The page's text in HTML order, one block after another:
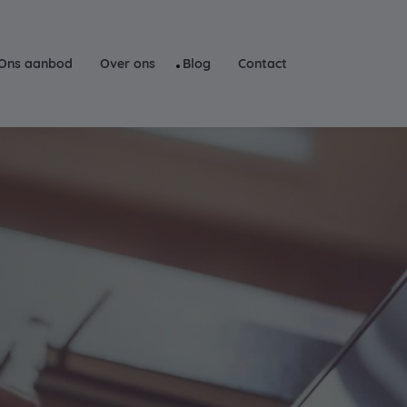
aanbod Over ons Blog Contact